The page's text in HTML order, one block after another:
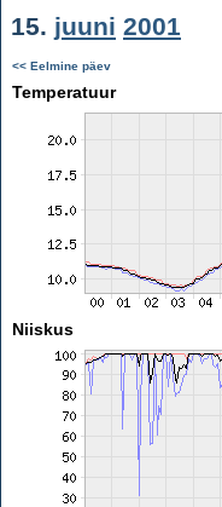
15. juuni 2001
<< Eelmine päev
Temperatuur
Niiskus